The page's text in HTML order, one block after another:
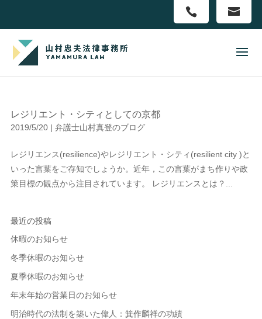
レジリエント・シティとしての京都
2019/5/20| 弁護士山村真登のブログ
レジリエンス(resilience)やレジリエント・シティ(resilient city )と
いった言葉をご存知でしょうか。近年，この言葉がまち作りや政
策目標の観点から注目されています。 レジリエンスとは？...
最近の投稿
休暇のお知らせ
冬季休暇のお知らせ
夏季休暇のお知らせ
年末年始の営業日のお知らせ
明治時代の法制を築いた偉人：箕作麟祥の功績